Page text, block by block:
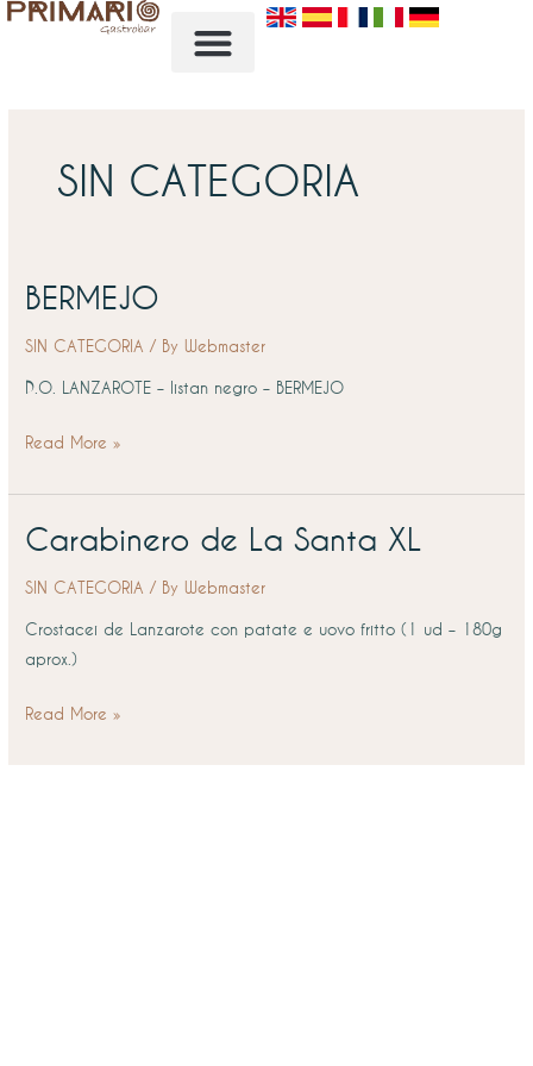
Salta
SIN CATEGORIA
BERMEJO
SIN CATEGORIA / By Webmaster
D.O. LANZAROTE – listan negro – BERMEJO
BERMEJO
Read More »
Carabinero de La Santa XL
SIN CATEGORIA / By Webmaster
Crostacei de Lanzarote con patate e uovo fritto (1 ud – 180g
aprox.)
Carabinero
La
Santa
Read More »